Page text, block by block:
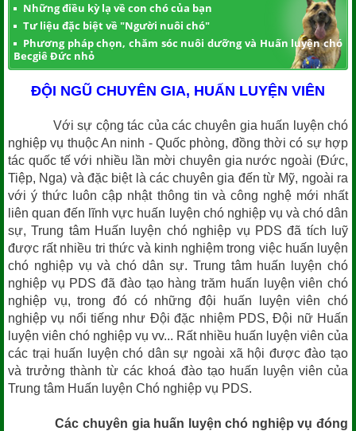
Những điều kỳ lạ về con chó của bạn
Tư liệu đặc biệt về "Người nuôi chó"
Phương pháp chọn, chăm sóc nuôi dưỡng và Huấn luyện chó
Becgiê Đức nhỏ
ĐỘI NGŨ CHUYÊN GIA, HUẤN LUYỆN VIÊN
Với sự cộng tác của các chuyên gia huấn luyện chó
nghiệp vụ thuộc An ninh - Quốc phòng, đồng thời có sự hợp
tác quốc tế với nhiều lần mời chuyên gia nước ngoài (Đức,
Tiệp, Nga) và đặc biệt là các chuyên gia đến từ Mỹ, ngoài ra
với ý thức luôn cập nhật thông tin và công nghệ mới nhất
liên quan đến lĩnh vực huấn luyện chó nghiệp vụ và chó dân
sự, Trung tâm Huấn luyện chó nghiệp vụ PDS đã tích luỹ
được rất nhiều tri thức và kinh nghiệm trong việc huấn luyện
chó nghiệp vụ và chó dân sự. Trung tâm huấn luyện chó
nghiệp vụ PDS đã đào tạo hàng trăm huấn luyện viên chó
nghiệp vụ, trong đó có những đội huấn luyện viên chó
nghiệp vụ nổi tiếng như Đội đặc nhiệm PDS, Đội nữ Huấn
luyện viên chó nghiệp vụ vv... Rất nhiều huấn luyện viên của
các trại huấn luyện chó dân sự ngoài xã hội được đào tạo
và trưởng thành từ các khoá đào tạo huấn luyện viên của
Trung tâm Huấn luyện Chó nghiệp vụ PDS.
Các chuyên gia huấn luyện chó nghiệp vụ đóng